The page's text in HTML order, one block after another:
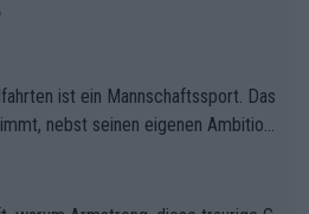
ist ein Mannschaftssport. Das
nebst seinen eigenen Ambition
zu machen und konkret am Erf
hoch anzurechnen. Das ist ein Zei